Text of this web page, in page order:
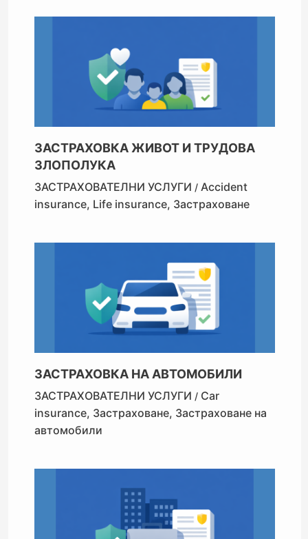
ЗАСТРАХОВКА ЖИВОТ И ТРУДОВА
ЗЛОПОЛУКА
ЗАСТРАХОВАТЕЛНИ УСЛУГИ / Accident
insurance, Life insurance, Застраховане
ЗАСТРАХОВКА НА АВТОМОБИЛИ
ЗАСТРАХОВАТЕЛНИ УСЛУГИ / Car
insurance, Застраховане, Застраховане на
автомобили